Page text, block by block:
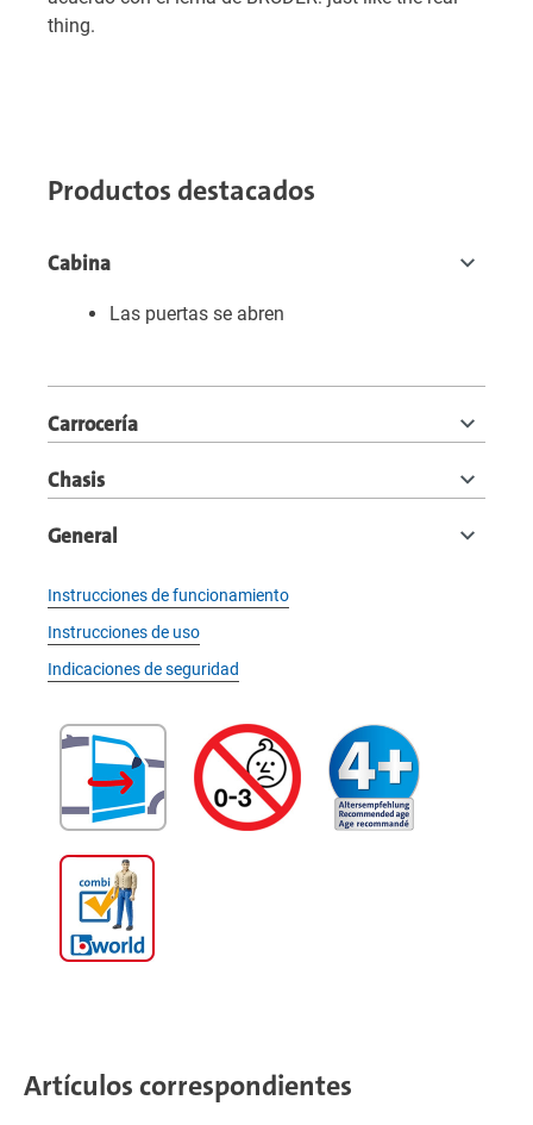
thing.
Productos destacados
Cabina
Las puertas se abren
Carrocería
Chasis
General
Instrucciones de funcionamiento
Instrucciones de uso
Indicaciones de seguridad
Artículos correspondientes